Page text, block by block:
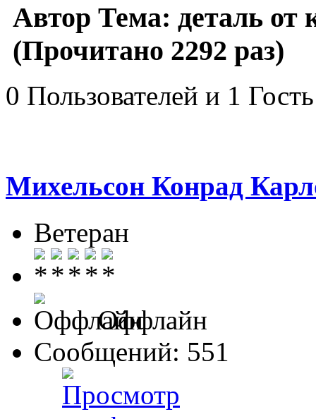
Автор Тема: деталь от
(Прочитано 2292 раз)
0 Пользователей и 1
Михельсон Конрад
Ветеран
Оффлайн
Сообщений: 551